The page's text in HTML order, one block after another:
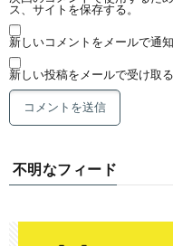
ス、サイトを保存する。
新しいコメントをメールで通知
新しい投稿をメールで受け取る
不明なフィード